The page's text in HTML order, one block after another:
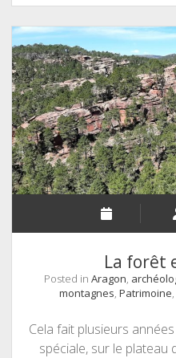
La forêt
Posted in Aragon,
montagnes, Patrimoine,
Cela fait plusieurs
spéciale, sur le plateau